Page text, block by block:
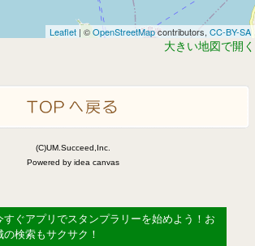
Leaflet | ©OpenStreetMapcontributors, CC-BY-SA
大きい地図で開く
(C)UM.Succeed,Inc.
Powered by idea canvas
すぐアプリでスタンプラリーを始めよう！お
の検索もサクサク！